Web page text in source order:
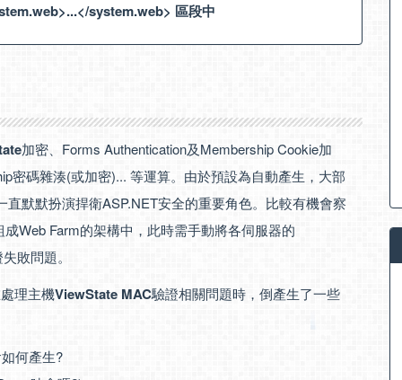
system.web> 區段中
加密、Forms Authentication及Membership Cookie加
密碼雜湊(或加密)... 等運算。由於預設為自動產生，大部
默默扮演捍衛ASP.NET安全的重要角色。比較有機會察
Web Farm的架構中，此時需手動將各伺服器的
敗問題。
理主機ViewState MAC驗證相關問題時，倒產生了一些
何產生?